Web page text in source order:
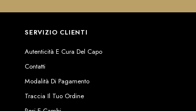
SERVIZIO CLIENTI
Autenticità E Cura Del Capo
Contatti
Modalità Di Pagamento
Traccia Il Tuo Ordine